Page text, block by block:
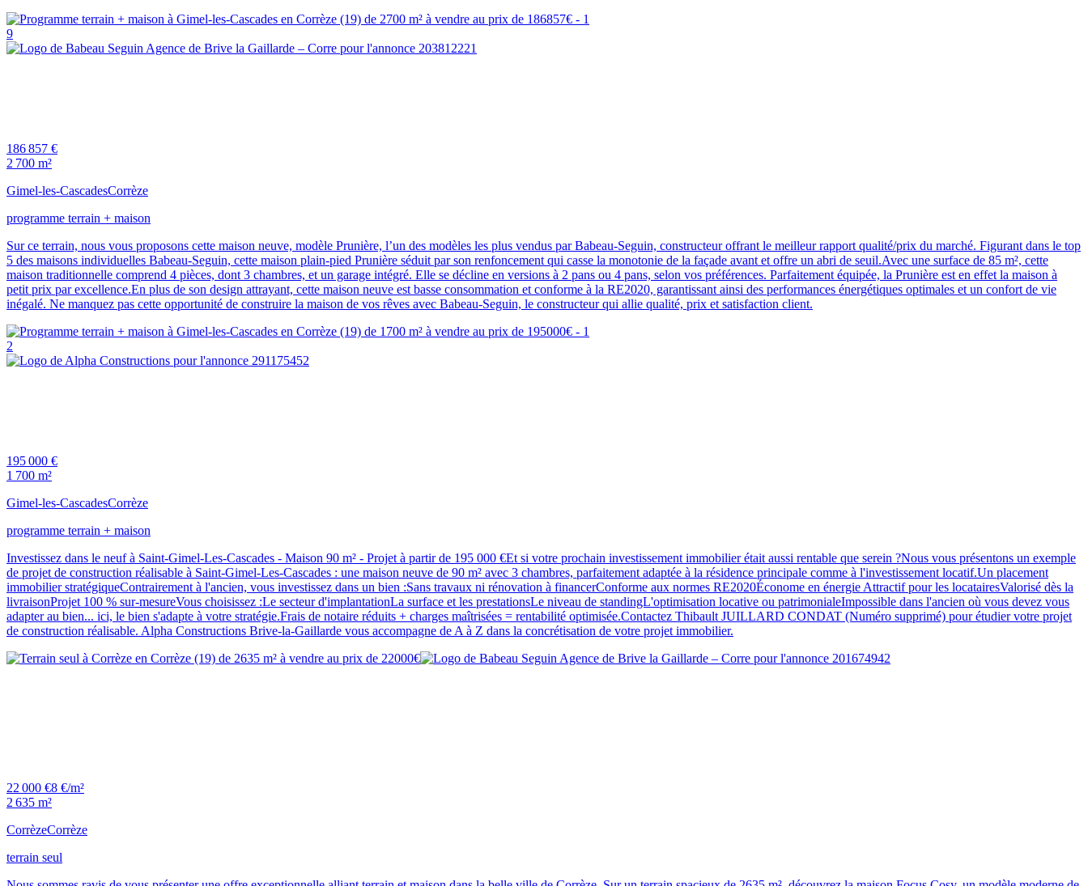
9
186 857 €
2 700 m²
Gimel-les-CascadesCorrèze
programme terrain + maison
Sur ce terrain, nous vous proposons cette maison neuve, modèle Prunière, l’un des modèles les plus vendus par Babeau-Seguin, constructeur offrant le meilleur rapport qualité/prix du marché. Figurant dans le top
5 des maisons individuelles Babeau-Seguin, cette maison plain-pied Prunière séduit par son renfoncement qui casse la monotonie de la façade avant et offre un abri de seuil.Avec une surface de 85 m², cette
maison traditionnelle comprend 4 pièces, dont 3 chambres, et un garage intégré. Elle se décline en versions à 2 pans ou 4 pans, selon vos préférences. Parfaitement équipée, la Prunière est en effet la maison à
petit prix par excellence.En plus de son design attrayant, cette maison neuve est basse consommation et conforme à la RE2020, garantissant ainsi des performances énergétiques optimales et un confort de vie
inégalé. Ne manquez pas cette opportunité de construire la maison de vos rêves avec Babeau-Seguin, le constructeur qui allie qualité, prix et satisfaction client.
2
195 000 €
1 700 m²
Gimel-les-CascadesCorrèze
programme terrain + maison
Investissez dans le neuf à Saint-Gimel-Les-Cascades - Maison 90 m² - Projet à partir de 195 000 €Et si votre prochain investissement immobilier était aussi rentable que serein ?Nous vous présentons un exemple
de projet de construction réalisable à Saint-Gimel-Les-Cascades : une maison neuve de 90 m² avec 3 chambres, parfaitement adaptée à la résidence principale comme à l'investissement locatif.Un placement
immobilier stratégiqueContrairement à l'ancien, vous investissez dans un bien :Sans travaux ni rénovation à financerConforme aux normes RE2020Économe en énergie Attractif pour les locatairesValorisé dès la
livraisonProjet 100 % sur-mesureVous choisissez :Le secteur d'implantationLa surface et les prestationsLe niveau de standingL'optimisation locative ou patrimonialeImpossible dans l'ancien où vous devez vous
adapter au bien... ici, le bien s'adapte à votre stratégie.Frais de notaire réduits + charges maîtrisées = rentabilité optimisée.Contactez Thibault JUILLARD CONDAT (Numéro supprimé) pour étudier votre projet
de construction réalisable. Alpha Constructions Brive-la-Gaillarde vous accompagne de A à Z dans la concrétisation de votre projet immobilier.
22 000 €8 €/m²
2 635 m²
CorrèzeCorrèze
terrain seul